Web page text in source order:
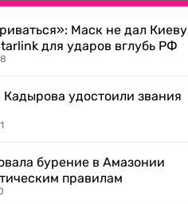
Маск не дал Киеву
для ударов вглубь РФ
удостоили звания
бурение в Амазонии
правилам